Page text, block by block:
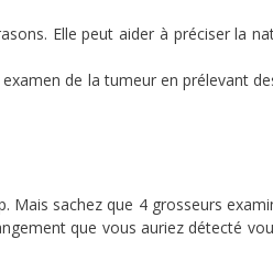
Elle peut aider à préciser la
de la tumeur en prélevant
sachez que 4 grosseurs
que vous auriez détecté